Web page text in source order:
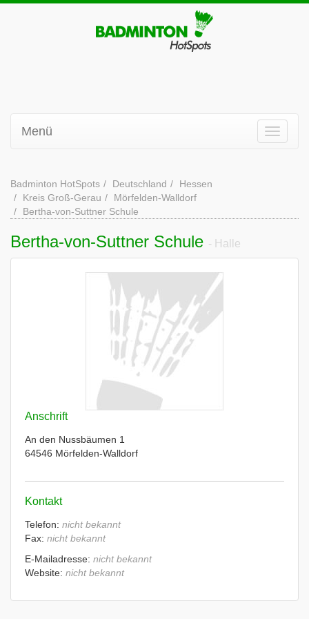
Menü
Badminton HotSpots Deutschland
Hessen
Kreis Groß-Gerau
Mörfelden-Walldorf
Bertha-von-Suttner Schule
Bertha-von-Suttner Schule - Halle
Anschrift
An den Nussbäumen 1
64546 Mörfelden-Walldorf
Kontakt
Telefon: nicht bekannt
Fax: nicht bekannt
E-Mailadresse: nicht bekannt
Website: nicht bekannt